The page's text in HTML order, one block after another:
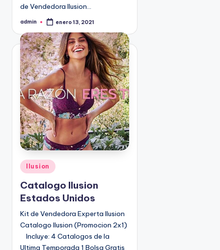
de Vendedora Ilusion…
P
b
l
i
c
a
d
o
p
o
r
admin enero 13, 2021
P
b
a
Ilusion
Catalogo Ilusion
Estados Unidos
Kit de Vendedora Experta Ilusion
Catalogo Ilusion (Promocion 2x1)
Incluye: 4 Catalogos de la
Ultima Temporada 1 Bolsa Gratis